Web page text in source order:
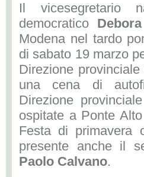
Il vicesegretario
democratico
Modena nel tardo
di sabato 19 marzo
Direzione
una cena di
Direzione
ospitate a Ponte
Festa di primavera
presente anche il
Paolo Calvano.